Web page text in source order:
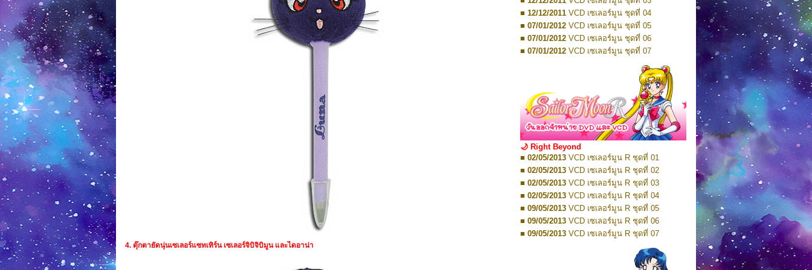
4. ตุ๊กตายัดนุ่นเซเลอร์แซทเทิร์น เซเลอร์จิบิจิบิมูน และไดอาน่า
■ 07/10/2016 DVD เซเลอร์มูน คริสตัล VOL.5
■ 28/10/2016 DVD เซเลอร์มูน คริสตัล VOL.6
■ 17/11/2016DVD เซเลอร์มูน คริสตัล VOL.7
■ 17/11/2016DVD เซเลอร์มูน คริสตัล VOL.8
■ 01/01/2017 DVD เซเลอร์มูน คริสตัล Box-Set
■ 12/12/2011 VCD เซเลอร์มูน ชุดที่ 04
■ 07/01/2012 VCD เซเลอร์มูน ชุดที่ 05
■ 07/01/2012 VCD เซเลอร์มูน ชุดที่ 06
■ 07/01/2012 VCD เซเลอร์มูน ชุดที่ 07
VCD เซเลอร์มูน ชุดที่ 08
VCD เซเลอร์มูน ชุดที่ 09
VCD เซเลอร์มูน ชุดที่ 10
■ 19/01/2012 VCD เซเลอร์มูน ชุดที่ 11
■ 19/01/2012VCD เซเลอร์มูน ชุดที่ 12
■ 26/01/2012VCD เซเลอร์มูน ชุดที่ 13
■ 26/01/2012VCD เซเลอร์มูน ชุดที่ 14
■ 02/02/2012 VCD เซเลอร์มูน ชุดที่ 15
VCD เซเลอร์มูน ชุดที่ 16
VCD เซเลอร์มูน ชุดที่ 17
VCD เซเลอร์มูน ชุดที่ 18
VCD เซเลอร์มูน ชุดที่ 19
VCD เซเลอร์มูน ชุดที่ 20
VCD เซเลอร์มูน ชุดที่ 21
VCD เซเลอร์มูน ชุดที่ 22
VCD เซเลอร์มูน ชุดที่ 23
DVD เซเลอร์มูน ชุดที่ 01
🌙 Right Beyond
■ 02/05/2013 VCD เซเลอร์มูน R ชุดที่ 01
■ 02/05/2013 VCD เซเลอร์มูน R ชุดที่ 02
■ 02/05/2013 VCD เซเลอร์มูน R ชุดที่ 03
■ 02/05/2013 VCD เซเลอร์มูน R ชุดที่ 04
■ 09/05/2013 VCD เซเลอร์มูน R ชุดที่ 05
■ 09/05/2013 VCD เซเลอร์มูน R ชุดที่ 06
■ 09/05/2013 VCD เซเลอร์มูน R ชุดที่ 07
VCD เซเลอร์มูน R ชุดที่ 08
VCD เซเลอร์มูน R ชุดที่ 09